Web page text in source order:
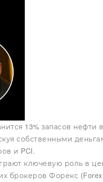
13% запасов
собственными
и PCI.
ключевую роль в
брокеров Форекс